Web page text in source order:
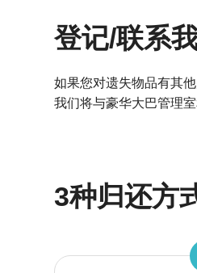
登记/联系
如果您对遗失物品有其
我们将与豪华大巴管理
3种归还方